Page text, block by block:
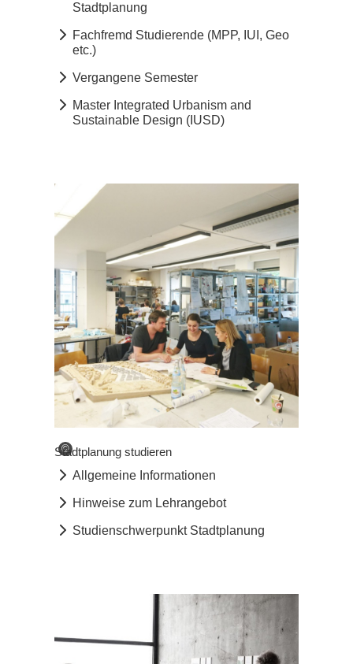
Stadtplanung
Fachfremd Studierende (MPP, IUI, Geo
etc.)
Vergangene Semester
Master Integrated Urbanism and
Sustainable Design (IUSD)
©
Stadtplanung studieren
Allgemeine Informationen
Hinweise zum Lehrangebot
Studienschwerpunkt Stadtplanung